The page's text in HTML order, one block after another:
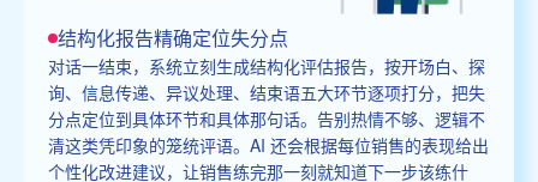
结构化报告精确定位失分点
对话一结束，系统立刻生成结构化评估报告，按开场白、探
询、信息传递、异议处理、结束语五大环节逐项打分，把失
分点定位到具体环节和具体那句话。告别热情不够、逻辑不
清这类凭印象的笼统评语。AI 还会根据每位销售的表现给出
个性化改进建议，让销售练完那一刻就知道下一步该练什